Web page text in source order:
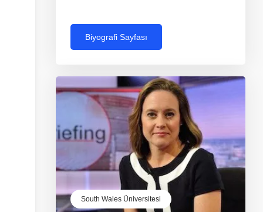
Biyografi Sayfası
South Wales Üniversitesi